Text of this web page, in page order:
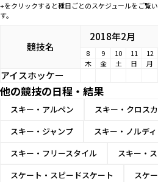
+をクリックすると種目ごとのスケジュールをご
す。
競技名
2018年2月
8 9 10 11 12
木
金 土 日 月
アイスホッケー
他の競技の日程・結果
スキー・アルペン
スキー・クロス
スキー・ジャンプ
スキー・ノルデ
スキー・フリースタイル
スキー・
スケート・スピードスケート
スケ